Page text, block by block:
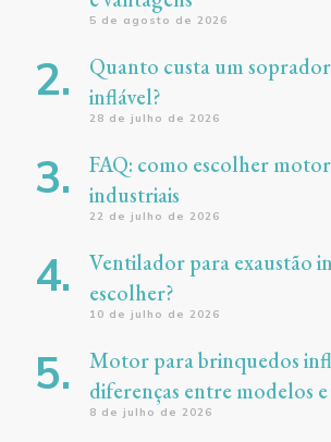
5 de agosto de 2026
Quanto custa um
inflável?
28 de julho de 2026
FAQ: como escolher
industriais
22 de julho de 2026
Ventilador para exaustão
escolher?
10 de julho de 2026
Motor para brinquedos
diferenças entre modelos
8 de julho de 2026